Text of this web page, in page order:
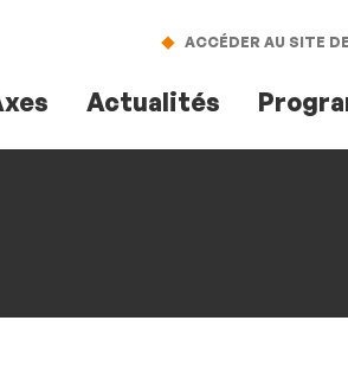
ACCÉDER AU SITE
Actualités